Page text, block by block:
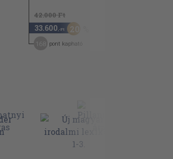
42.000 Ft
33.600 ,-Ft 20
pont kapható